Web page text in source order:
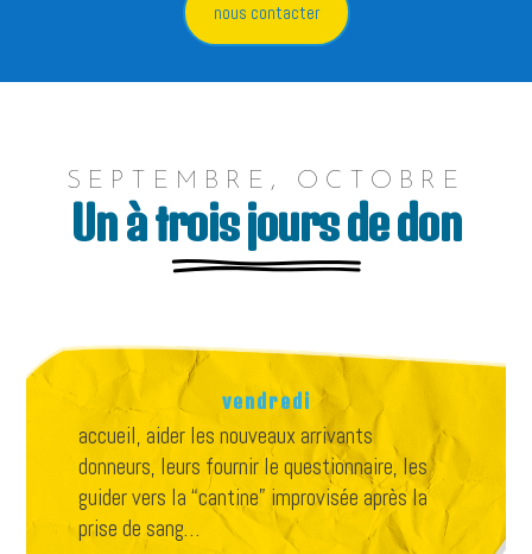
nous contacter
SEPTEMBRE, OCTOBRE
Un à trois jours de don
vendredi
accueil, aider les nouveaux arrivants
donneurs, leurs fournir le questionnaire, les
guider vers la “cantine” improvisée après la
prise de sang…